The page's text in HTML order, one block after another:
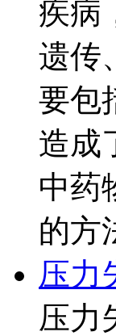
疾病
遗传
要包
造成
中药
的方
压力
压力